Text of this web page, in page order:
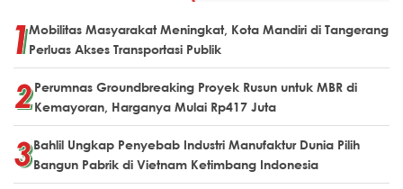
Mobilitas Masyarakat Meningkat, Kota Mandiri di Tangerang
Perluas Akses Transportasi Publik
Perumnas Groundbreaking Proyek Rusun untuk MBR di
Kemayoran, Harganya Mulai Rp417 Juta
Bahlil Ungkap Penyebab Industri Manufaktur Dunia Pilih
Bangun Pabrik di Vietnam Ketimbang Indonesia